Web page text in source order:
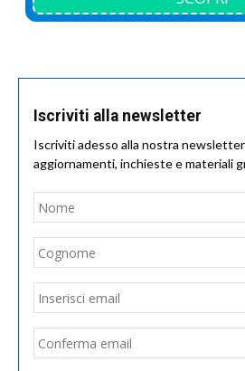
Iscriviti alla newsletter
Iscriviti adesso alla nostra
aggiornamenti, inchieste e materiali
Nome
Email